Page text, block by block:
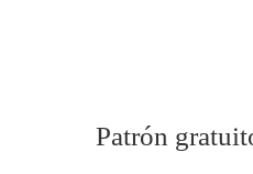
Patrón